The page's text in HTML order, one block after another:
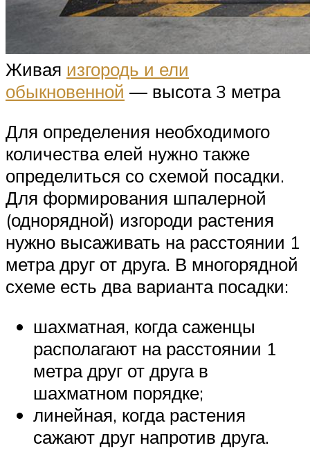
Живая изгородь и ели
обыкновенной — высота 3 метра
Для определения необходимого
количества елей нужно также
определиться со схемой посадки.
Для формирования шпалерной
(однорядной) изгороди растения
нужно высаживать на расстоянии 1
метра друг от друга. В многорядной
схеме есть два варианта посадки:
шахматная, когда саженцы
располагают на расстоянии 1
метра друг от друга в
шахматном порядке;
линейная, когда растения
сажают друг напротив друга.